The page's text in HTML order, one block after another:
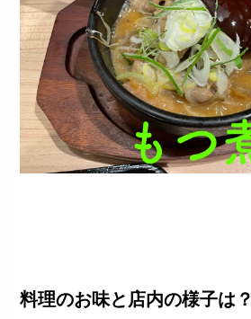
料理のお味と店内の様子は？